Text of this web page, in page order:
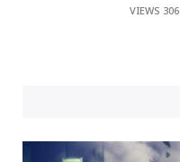
306
VIEWS